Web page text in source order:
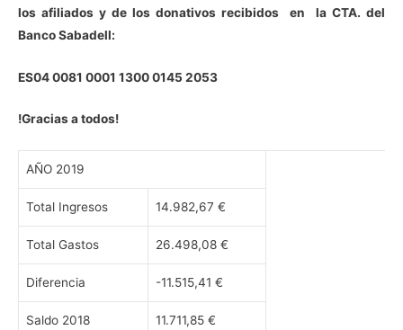
los afiliados y de los donativos recibidos en la CTA. del
Banco Sabadell:
ES04 0081 0001 1300 0145 2053
!Gracias a todos!
AÑO 2019
Total Ingresos 14.982,67 €
Total Gastos 26.498,08 €
Diferencia -11.515,41 €
Saldo 2018 11.711,85 €